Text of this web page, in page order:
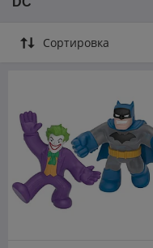
Сортировка